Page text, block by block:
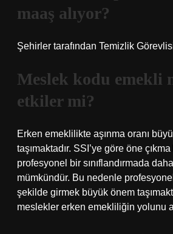
maaş alıyor?
Şehirler tarafından Temizlik
Meslek kodu emekli
etkiler mi?
Erken emeklilikte aşınma oranı
taşımaktadır. SSI’ye göre öne
profesyonel bir sınıflandırmada
mümkündür. Bu nedenle
şekilde girmek büyük önem
meslekler erken emekliliğin yolunu